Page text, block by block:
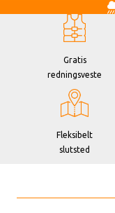
Gratis
redningsveste
Fleksibelt
slutsted